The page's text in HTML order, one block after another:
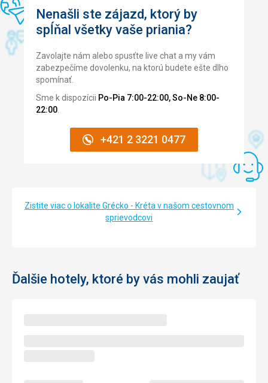
Nenašli ste zájazd, ktorý by
spĺňal všetky vaše priania?
Zavolajte nám alebo spusťte live chat a my vám
zabezpečíme dovolenku, na ktorú budete ešte dlho
spomínať.
Sme k dispozícii Po-Pia 7:00-22:00, So-Ne 8:00-
22:00.
+421 2 3221 0477
Zistite viac o lokalite Grécko - Kréta v našom cestovnom
sprievodcovi
Ďalšie hotely, ktoré by vás mohli zaujať